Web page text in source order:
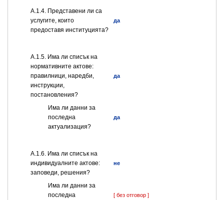
А.1.4. Представени ли са
услугите, които
предоставя институцията?
да
А.1.5. Има ли списък на
нормативните актове:
правилници, наредби,
инструкции,
постановления?
да
Има ли данни за
последна
актуализация?
да
А.1.6. Има ли списък на
индивидуалните актове:
заповеди, решения?
не
Има ли данни за
последна
[ без отговор ]